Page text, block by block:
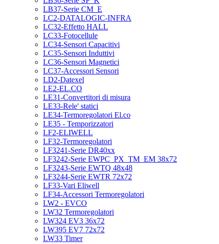
LB37-Serie CM_E
LC2-DATALOGIC-INFRA
LC32-Effetto HALL
LC33-Fotocellule
LC34-Sensori Capacitivi
LC35-Sensori Induttivi
LC36-Sensori Magnetici
LC37-Accessori Sensori
LD2-Datexel
LE2-EL.CO
LE31-Convertitori di misura
LE33-Rele' statici
LE34-Termoregolatori El.co
LE35 - Temporizzatori
LF2-ELIWELL
LF32-Termoregolatori
LF3241-Serie DR40xx
LF3242-Serie EWPC_PX_TM_EM 38x72
LF3243-Serie EWTQ 48x48
LF3244-Serie EWTR 72x72
LF33-Vari Eliwell
LF34-Accessori Termoregolatori
LW2 - EVCO
LW32 Termoregolatori
LW324 EV3 36x72
LW395 EV7 72x72
LW33 Timer